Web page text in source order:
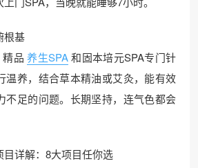
根基
精品 养生SPA和固本培元SPA专门针
温养，结合草本精油或艾灸，能有效
不足的问题。长期坚持，连气色都会
目详解：8大项目任你选